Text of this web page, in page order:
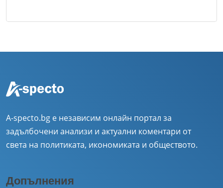
A-specto.bg е независим онлайн портал за
задълбочени анализи и актуални коментари от
света на политиката, икономиката и обществото.
Допълнения